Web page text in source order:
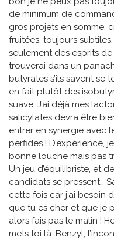
de minimum de
gros projets en somme,
fruitées, toujours
seulement des esprits
trouverai dans un
butyrates s’ils savent se
en fait plutôt des
suave. J’ai déjà mes
salicylates devra être
entrer en synergie avec
perfides ! D’expérience,
bonne louche mais pas
Un jeu d’équilibriste, et
candidats se pressent…
cette fois car j’ai besoin
que tu es cher et que je
alors fais pas le malin !
mets toi là. Benzyl,